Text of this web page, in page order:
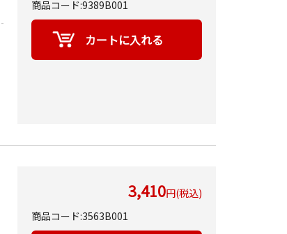
商品コード:9389B001
3,410円(税込)
商品コード:3563B001